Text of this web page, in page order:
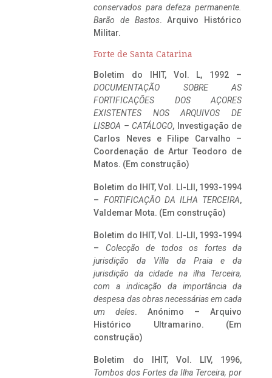
conservados para defeza permanente.
Barão de Bastos. Arquivo Histórico
Militar.
Forte de Santa Catarina
Boletim do IHIT, Vol. L, 1992 –
DOCUMENTAÇÃO SOBRE AS
FORTIFICAÇÕES DOS AÇORES
EXISTENTES NOS ARQUIVOS DE
LISBOA – CATÁLOGO, Investigação de
Carlos Neves e Filipe Carvalho –
Coordenação de Artur Teodoro de
Matos. (Em construção)
Boletim do IHIT, Vol. LI-LII, 1993-1994
– FORTIFICAÇÃO DA ILHA TERCEIRA,
Valdemar Mota. (Em construção)
Boletim do IHIT, Vol. LI-LII, 1993-1994
– Colecção de todos os fortes da
jurisdição da Villa da Praia e da
jurisdição da cidade na ilha Terceira,
com a indicação da importância da
despesa das obras necessárias em cada
um deles. Anónimo – Arquivo
Histórico Ultramarino. (Em
construção)
Boletim do IHIT, Vol. LIV, 1996,
Tombos dos Fortes da Ilha Terceira, por